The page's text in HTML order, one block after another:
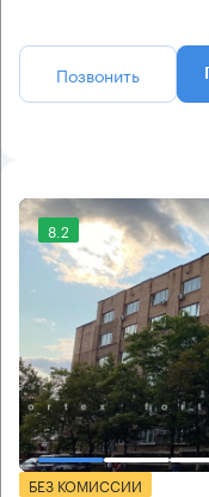
Позвонить
8.2
БЕЗ КОМИССИИ